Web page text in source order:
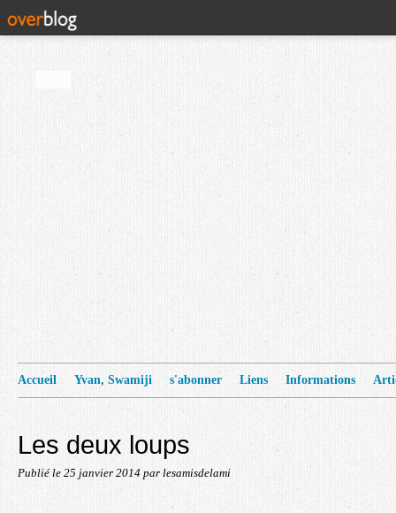
Accueil Yvan, Swamiji s'abonner Liens Informations
Les deux loups
Publié le 25 janvier 2014 par lesamisdelami